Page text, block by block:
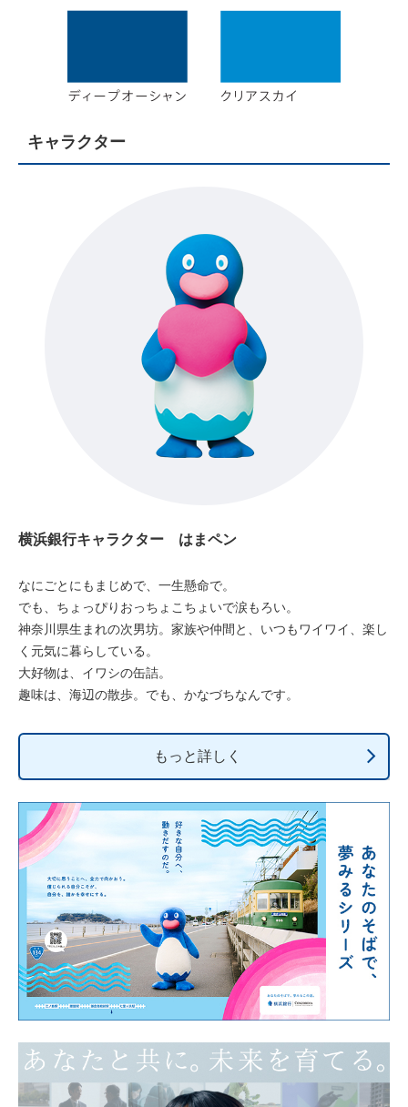
キャラクター
横浜銀行キャラクター はまペン
なにごとにもまじめで、一生懸命で。
でも、ちょっぴりおっちょこちょいで涙もろい。
神奈川県生まれの次男坊。家族や仲間と、いつもワイワイ、楽し
く元気に暮らしている。
大好物は、イワシの缶詰。
趣味は、海辺の散歩。でも、かなづちなんです。
もっと詳しく